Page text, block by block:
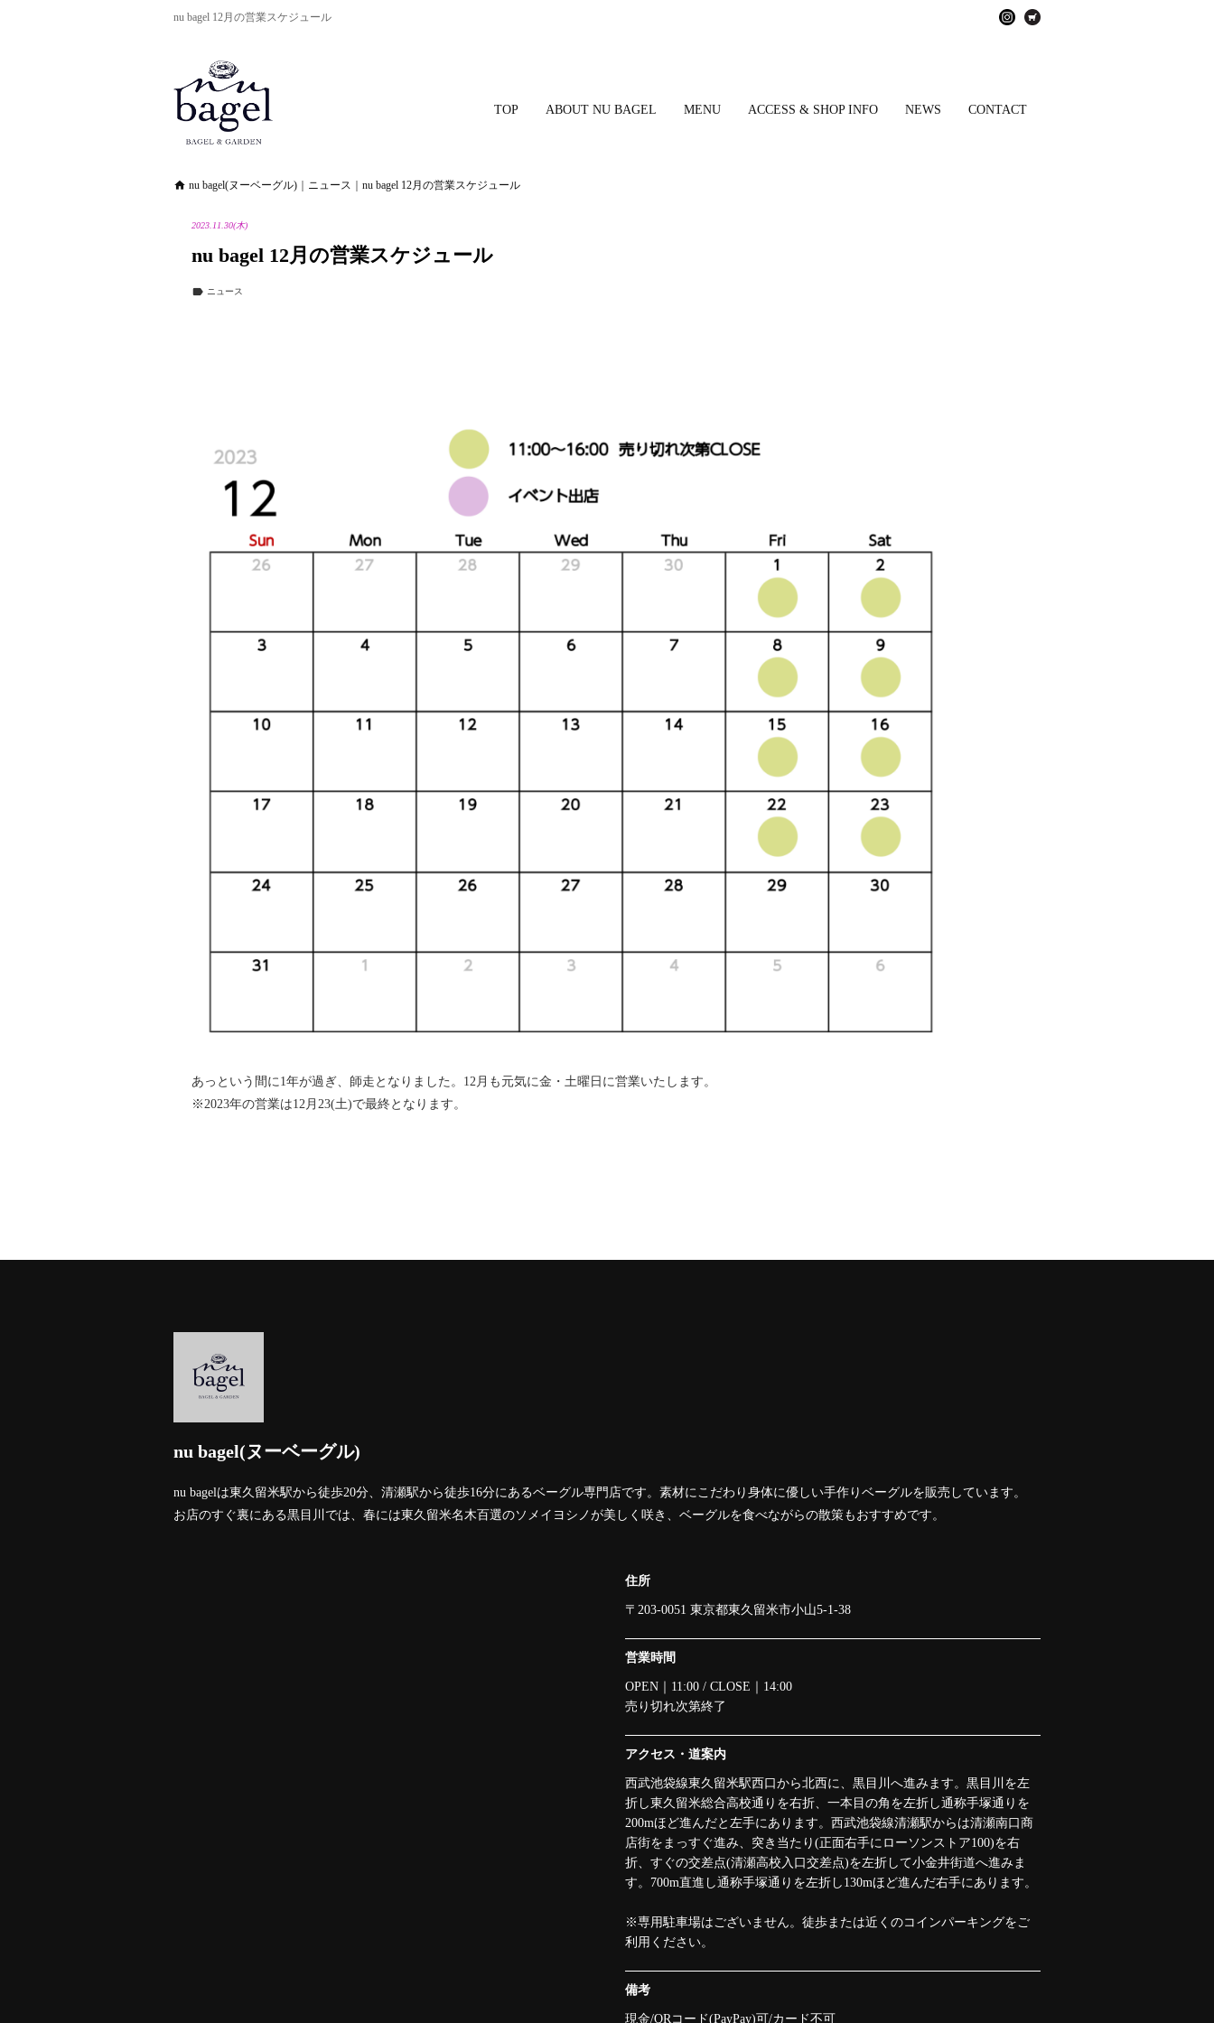
nu bagel 12月の営業スケジュール
CONTACT
NEWS
ACCESS & SHOP INFO
MENU
ABOUT NU BAGEL
TOP
 nu bagel(ヌーベーグル) ｜ ニュース ｜ nu bagel 12月の営業スケジュール
2023.11.30(木)
nu bagel 12月の営業スケジュール
 ニュース
あっという間に1年が過ぎ、師走となりました。12月も元気に金・土曜日に営業いたします。
※2023年の営業は12月23(土)で最終となります。
nu bagel(ヌーベーグル)
nu bagelは東久留米駅から徒歩20分、清瀬駅から徒歩16分にあるベーグル専門店です。素材にこだわり身体に優しい手作りベーグルを販売しています。
お店のすぐ裏にある黒目川では、春には東久留米名木百選のソメイヨシノが美しく咲き、ベーグルを食べながらの散策もおすすめです。
住所
〒203-0051 東京都東久留米市小山5-1-38
営業時間
OPEN｜11:00 / CLOSE｜14:00
売り切れ次第終了
アクセス・道案内
西武池袋線東久留米駅西口から北西に、黒目川へ進みます。黒目川を左
折し東久留米総合高校通りを右折、一本目の角を左折し通称手塚通りを
200mほど進んだと左手にあります。西武池袋線清瀬駅からは清瀬南口商
店街をまっすぐ進み、突き当たり(正面右手にローソンストア100)を右
折、すぐの交差点(清瀬高校入口交差点)を左折して小金井街道へ進みま
す。700m直進し通称手塚通りを左折し130mほど進んだ右手にあります。
※専用駐車場はございません。徒歩または近くのコインパーキングをご
利用ください。
備考
現金/QRコード(PayPay)可/カード不可